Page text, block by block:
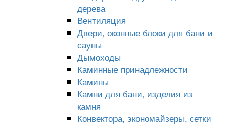
дерева
Вентиляция
Двери, оконные блоки для бани и
сауны
Дымоходы
Каминные принадлежности
Камины
Камни для бани, изделия из
камня
Конвектора, экономайзеры, сетки